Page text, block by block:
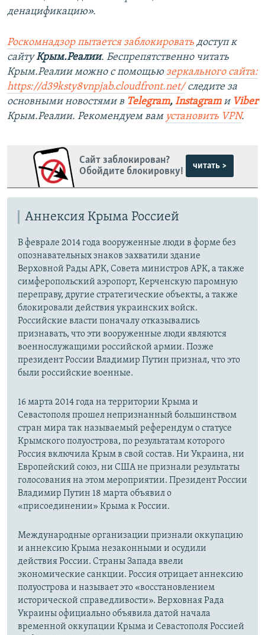
денацификацию».
Роскомнадзор пытается заблокировать доступ к
сайтуКрым.Реалии. Беспрепятственно читать
Крым.Реалии можно с помощью зеркального сайта:
https://d39ksty8vnpjab.cloudfront.net/следите за
основными новостями в Telegram, Instagramи Viber
Крым.Реалии. Рекомендуем вам установить VPN.
Сайт заблокирован?
Обойдите блокировку!
читать >
Аннексия Крыма Россией
В феврале 2014 года вооруженные люди в форме без
опознавательных знаков захватили здание
Верховной Рады АРК, Совета министров АРК, а также
симферопольский аэропорт, Керченскую паромную
переправу, другие стратегические объекты, а также
блокировали действия украинских войск.
Российские власти поначалу отказывались
признавать, что эти вооруженные люди являются
военнослужащими российской армии. Позже
президент России Владимир Путин признал, что это
были российские военные.
16 марта 2014 года на территории Крыма и
Севастополя прошел непризнанный большинством
стран мира так называемый референдум о статусе
Крымского полуострова, по результатам которого
Россия включила Крым в свой состав. Ни Украина, ни
Европейский союз, ни США не признали результаты
голосования на этом мероприятии. Президент России
Владимир Путин 18 марта объявил о
«присоединении» Крыма к России.
Международные организации признали оккупацию
и аннексию Крыма незаконными и осудили
действия России. Страны Запада ввели
экономические санкции. Россия отрицает аннексию
полуострова и называет это «восстановлением
исторической справедливости». Верховная Рада
Украины официально объявила датой начала
временной оккупации Крыма и Севастополя Россией